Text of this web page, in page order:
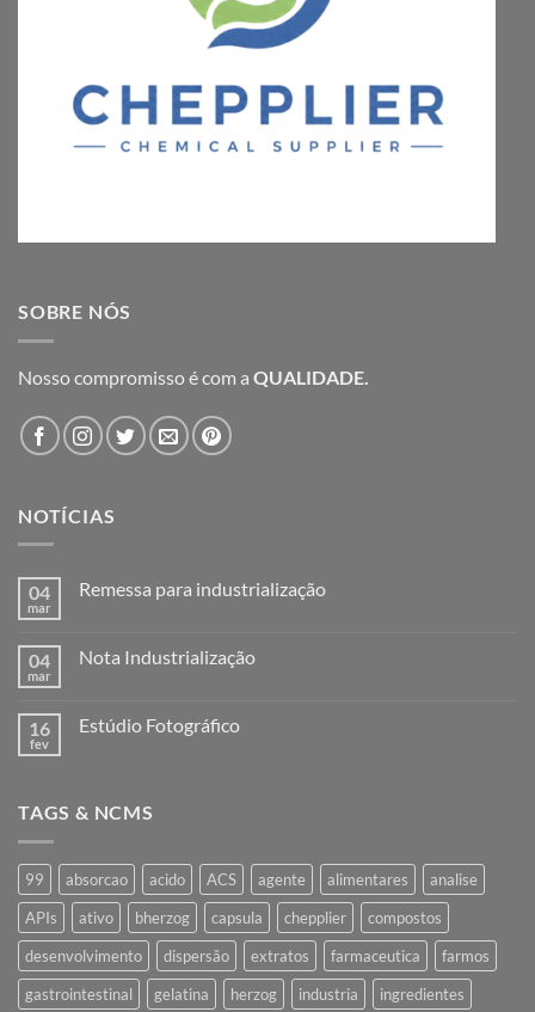
SOBRE NÓS
Nosso compromisso é com a QUALIDADE.
NOTÍCIAS
04
mar
Remessa para industrialização
Remessa
04
mar
Nota Industrialização
Nota
16
fev
Estúdio Fotográfico
Fotográfico
TAGS & NCMS
99 absorcao acido ACS agente alimentares
analise
APIs
ativo bherzog capsula chepplier
compostos
desenvolvimento
dispersão extratos farmaceutica
farmos
gastrointestinal
gelatina herzog industria ingredientes